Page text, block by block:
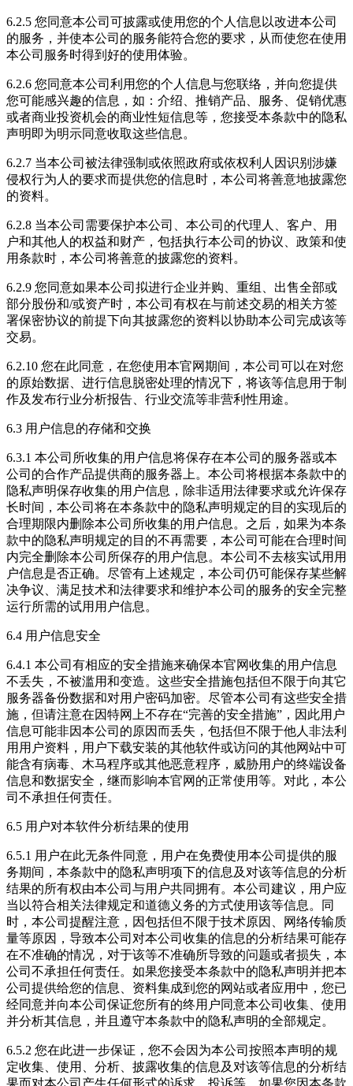
6.2.5 您同意本公司可披露或使用您的个人信息以改进本公司
的服务，并使本公司的服务能符合您的要求，从而使您在使用
本公司服务时得到好的使用体验。
6.2.6 您同意本公司利用您的个人信息与您联络，并向您提供
您可能感兴趣的信息，如：介绍、推销产品、服务、促销优惠
或者商业投资机会的商业性短信息等，您接受本条款中的隐私
声明即为明示同意收取这些信息。
6.2.7 当本公司被法律强制或依照政府或依权利人因识别涉嫌
侵权行为人的要求而提供您的信息时，本公司将善意地披露您
的资料。
6.2.8 当本公司需要保护本公司、本公司的代理人、客户、用
户和其他人的权益和财产，包括执行本公司的协议、政策和使
用条款时，本公司将善意的披露您的资料。
6.2.9 您同意如果本公司拟进行企业并购、重组、出售全部或
部分股份和/或资产时，本公司有权在与前述交易的相关方签
署保密协议的前提下向其披露您的资料以协助本公司完成该等
交易。
6.2.10 您在此同意，在您使用本官网期间，本公司可以在对您
的原始数据、进行信息脱密处理的情况下，将该等信息用于制
作及发布行业分析报告、行业交流等非营利性用途。
6.3 用户信息的存储和交换
6.3.1 本公司所收集的用户信息将保存在本公司的服务器或本
公司的合作产品提供商的服务器上。本公司将根据本条款中的
隐私声明保存收集的用户信息，除非适用法律要求或允许保存
长时间，本公司将在本条款中的隐私声明规定的目的实现后的
合理期限内删除本公司所收集的用户信息。之后，如果为本条
款中的隐私声明规定的目的不再需要，本公司可能在合理时间
内完全删除本公司所保存的用户信息。本公司不去核实试用用
户信息是否正确。尽管有上述规定，本公司仍可能保存某些解
决争议、满足技术和法律要求和维护本公司的服务的安全完整
运行所需的试用用户信息。
6.4 用户信息安全
6.4.1 本公司有相应的安全措施来确保本官网收集的用户信息
不丢失，不被滥用和变造。这些安全措施包括但不限于向其它
服务器备份数据和对用户密码加密。尽管本公司有这些安全措
施，但请注意在因特网上不存在“完善的安全措施”，因此用户
信息可能非因本公司的原因而丢失，包括但不限于他人非法利
用用户资料，用户下载安装的其他软件或访问的其他网站中可
能含有病毒、木马程序或其他恶意程序，威胁用户的终端设备
信息和数据安全，继而影响本官网的正常使用等。对此，本公
司不承担任何责任。
6.5 用户对本软件分析结果的使用
6.5.1 用户在此无条件同意，用户在免费使用本公司提供的服
务期间，本条款中的隐私声明项下的信息及对该等信息的分析
结果的所有权由本公司与用户共同拥有。本公司建议，用户应
当以符合相关法律规定和道德义务的方式使用该等信息。同
时，本公司提醒注意，因包括但不限于技术原因、网络传输质
量等原因，导致本公司对本公司收集的信息的分析结果可能存
在不准确的情况，对于该等不准确所导致的问题或者损失，本
公司不承担任何责任。如果您接受本条款中的隐私声明并把本
公司提供给您的信息、资料集成到您的网站或者应用中，您已
经同意并向本公司保证您所有的终用户同意本公司收集、使用
并分析其信息，并且遵守本条款中的隐私声明的全部规定。
6.5.2 您在此进一步保证，您不会因为本公司按照本声明的规
定收集、使用、分析、披露收集的信息及对该等信息的分析结
果而对本公司产生任何形式的诉求、投诉等。如果您因本条款